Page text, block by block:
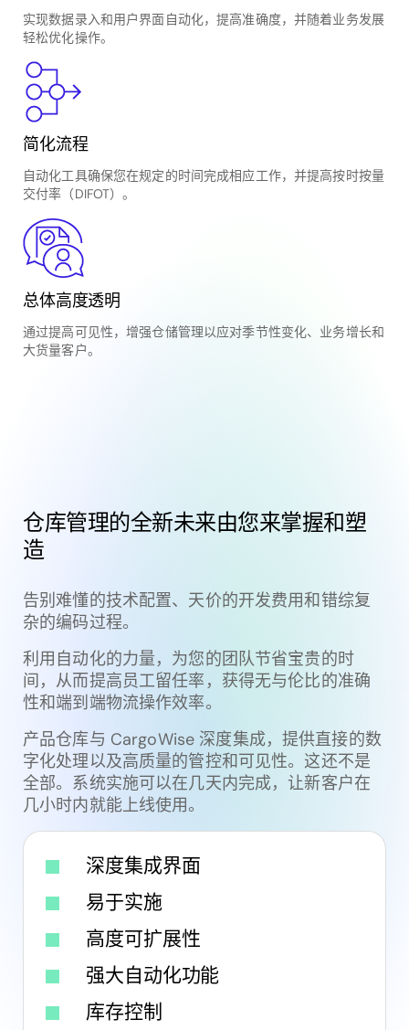
实现数据录入和用户界面自动化，提高准确度，并随着业务发展
轻松优化操作。
简化流程
自动化工具确保您在规定的时间完成相应工作，并提高按时按量
交付率（DIFOT）。
总体高度透明
通过提高可见性，增强仓储管理以应对季节性变化、业务增长和
大货量客户。
仓库管理的全新未来由您来掌握和塑
造
告别难懂的技术配置、天价的开发费用和错综复
杂的编码过程。
利用自动化的力量，为您的团队节省宝贵的时
间，从而提高员工留任率，获得无与伦比的准确
性和端到端物流操作效率。
产品仓库与 CargoWise 深度集成，提供直接的数
字化处理以及高质量的管控和可见性。这还不是
全部。系统实施可以在几天内完成，让新客户在
几小时内就能上线使用。
深度集成界面
易于实施
高度可扩展性
强大自动化功能
库存控制